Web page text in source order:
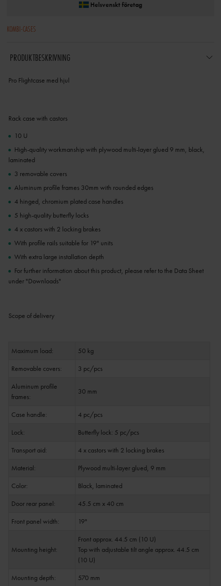
Helsvenskt företag
KOMBI-CASES
PRODUKTBESKRIVNING
Pro Flightcase med hjul
Rack case with castors
10 U
High-quality workmanship with plywood multi-layer glued 9 mm, black,
laminated
3 removable covers
Aluminum profile frames 30mm with rounded edges
4 hinged, chromium plated case handles
5 high-quality butterfly locks
4 x castors with 2 locking brakes
With profile rails suitable for 19" units
With extra large installation depth
For further information about this product, please refer to the Data Sheet
under "Downloads"
Scope of delivery
Maximum load:
50 kg
Removable covers:
3 pc/pcs
Aluminum profile
frames:
30 mm
Case handle:
4 pc/pcs
Lock:
Butterfly lock: 5 pc/pcs
Transport aid:
4 x castors with 2 locking brakes
Material:
Plywood multi-layer glued, 9 mm
Color:
Black, laminated
Door rear panel:
45.5 cm x 40 cm
Front panel width:
19"
Mounting height:
Front approx. 44.5 cm (10 U)
Top with adjustable tilt angle approx. 44.5 cm
(10 U)
Mounting depth:
570 mm